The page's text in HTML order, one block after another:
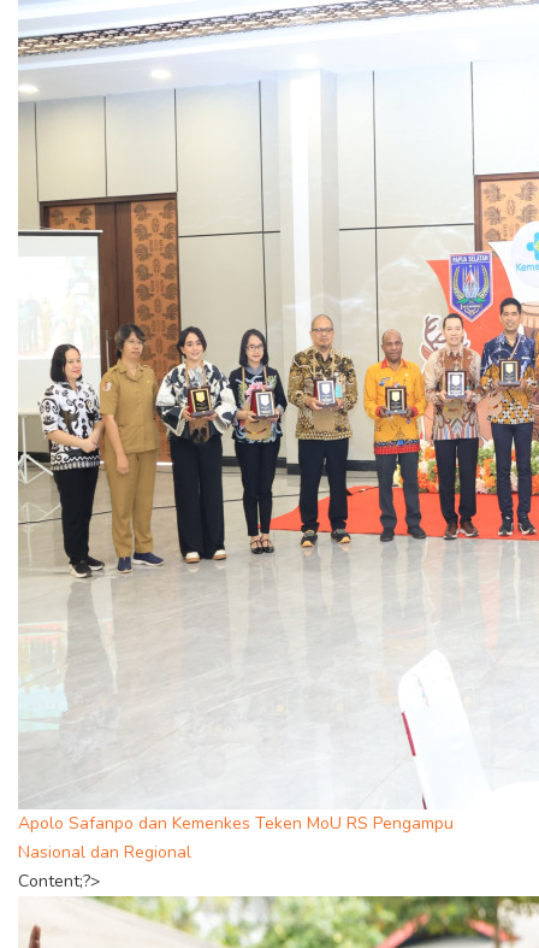
Apolo Safanpo dan Kemenkes Teken MoU RS Pengampu
Nasional dan Regional
Content;?>